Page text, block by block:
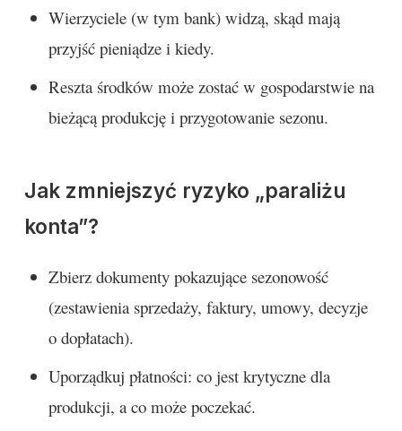
Wierzyciele (w tym bank) widzą, skąd mają
przyjść pieniądze i kiedy.
Reszta środków może zostać w gospodarstwie na
bieżącą produkcję i przygotowanie sezonu.
Jak zmniejszyć ryzyko „paraliżu
konta”?
Zbierz dokumenty pokazujące sezonowość
(zestawienia sprzedaży, faktury, umowy, decyzje
o dopłatach).
Uporządkuj płatności: co jest krytyczne dla
produkcji, a co może poczekać.